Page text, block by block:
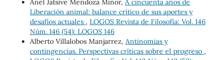
Anel Jatsive Mendoza Minor, A cincuenta años de
Liberación animal: balance crítico de sus aportes y
desafíos actuales , LOGOS Revista de Filosofía: Vol. 146
Núm. 146 (54): LOGOS 146
Alberto Villalobos Manjarrez, Antinomias y
contingencias. Perspectivas críticas sobre el progreso ,